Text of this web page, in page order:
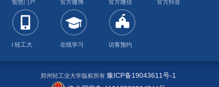
智慧门户 官方微博 官方微信 官方抖音
i 轻工大 在线学习 访客预约
郑州轻工业大学版权所有 豫ICP备19043611号-1